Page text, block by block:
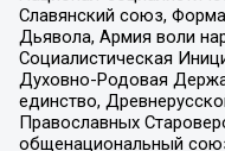
Славянский союз,
Дьявола, Армия воли
Социалистическая
Духовно-Родовая
единство,
Православных
общенациональный